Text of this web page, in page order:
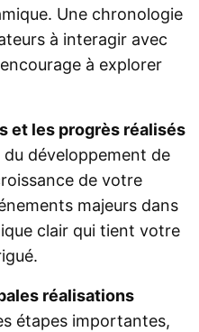
Une chronologie
à interagir avec
à explorer
et les progrès réalisés
développement de
de votre
majeurs dans
clair qui tient votre
réalisations
étapes importantes,